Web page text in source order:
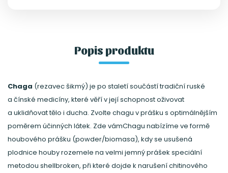
uvolnění účinných látek.Popis produktu
Chaga (rezavec šikmý) je po staletí součástí tradiční ruské
a čínské medicíny, které věří v její schopnost oživovat
a uklidňovat tělo i ducha. Zvolte chagu v prášku s optimálnějším
poměrem účinných látek. Zde vámChagu nabízíme ve formě
houbového prášku (powder/biomasa), kdy se usušená
plodnice houby rozemele na velmi jemný prášek speciální
metodou shellbroken, při které dojde k narušení chitinového